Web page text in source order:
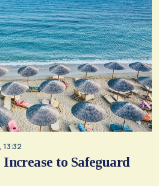
13:32
to Safeguard